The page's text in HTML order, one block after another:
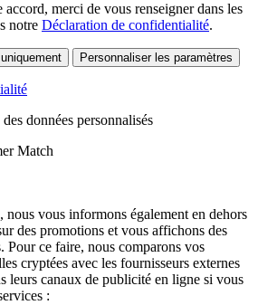
merci de vous renseigner dans les
notre Déclaration de confidentialité.
Personnaliser les paramètres
données personnalisés
Match
nous vous informons également en dehors
des promotions et vous affichons des
Pour ce faire, nous comparons vos
cryptées avec les fournisseurs externes
leurs canaux de publicité en ligne si vous
: